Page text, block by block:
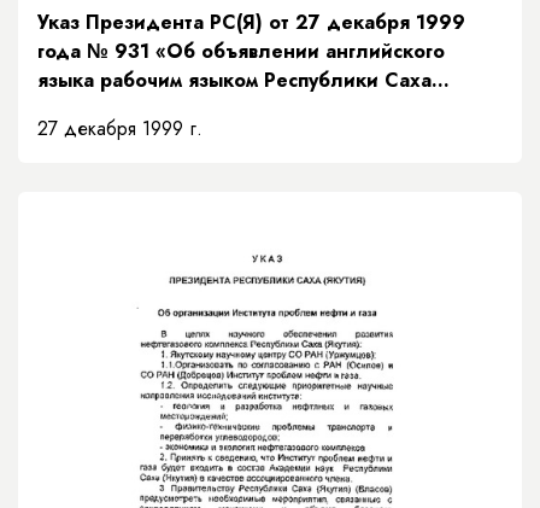
Указ Президента РС(Я) от 27 декабря 1999
года № 931 «Об объявлении английского
языка рабочим языком Республики Саха
27 декабря 1999 г.